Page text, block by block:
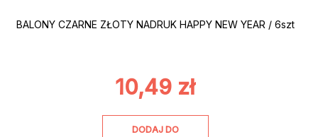
BALONY CZARNE ZŁOTY NADRUK HAPPY NEW YEAR / 6szt
10,49 zł
DODAJ DO